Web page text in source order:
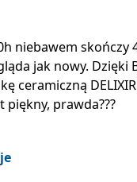
niebawem skończy
jak nowy. Dzięki
ceramiczną
piękny, prawda???